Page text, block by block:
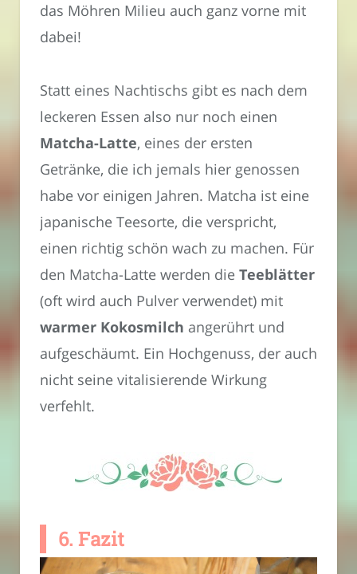
das Möhren Milieu auch ganz vorne mit
dabei!
Statt eines Nachtischs gibt es nach dem
leckeren Essen also nur noch einen
Matcha-Latte, eines der ersten
Getränke, die ich jemals hier genossen
habe vor einigen Jahren. Matcha ist eine
japanische Teesorte, die verspricht,
einen richtig schön wach zu machen. Für
den Matcha-Latte werden die Teeblätter
(oft wird auch Pulver verwendet) mit
warmer Kokosmilch angerührt und
aufgeschäumt. Ein Hochgenuss, der auch
nicht seine vitalisierende Wirkung
verfehlt.
6. Fazit